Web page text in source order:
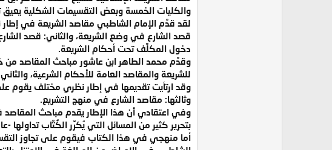
والكليات الخمسة وبعض التقسيمات الشكلية
لقد قدَّم الإمام الشاطبي مقاصد الشريعة في
قصد الشارع في وضع الشريعة، والثاني: قصد
دخول المكلَّف تحت أحكام الشريعة.
وقدَّم محمد الطاهر ابن عاشور مباحث المقاصد من
للشريعة والمقاصد العامة للأحكام الشرعية،
وقد ارتأيت تقديمها في إطار نظري مختلف يقوم
وثالثها: مقاصد الشارع في منهج التشريع.
وفي اعتقادي أن هذا الإطار يقدم مباحث
بتحرير كثير من المسائل التي يُكرِّر الكُتَّاب تداولها
أما منهجي في هذا الكتاب فيقوم على تجاوز